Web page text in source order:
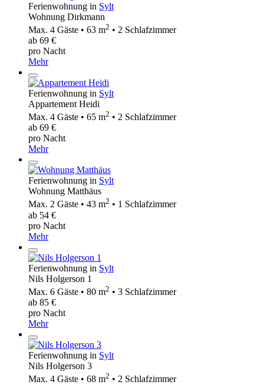
Ferienwohnung in Sylt
Wohnung Dirkmann
Max. 4 Gäste • 63 m2 • 2 Schlafzimmer
ab 69 €
pro Nacht
Mehr
Ferienwohnung in Sylt
Appartement Heidi
Max. 4 Gäste • 65 m2 • 2 Schlafzimmer
ab 69 €
pro Nacht
Mehr
Ferienwohnung in Sylt
Wohnung Matthäus
Max. 2 Gäste • 43 m2 • 1 Schlafzimmer
ab 54 €
pro Nacht
Mehr
Ferienwohnung in Sylt
Nils Holgerson 1
Max. 6 Gäste • 80 m2 • 3 Schlafzimmer
ab 85 €
pro Nacht
Mehr
Ferienwohnung in Sylt
Nils Holgerson 3
Max. 4 Gäste • 68 m2 • 2 Schlafzimmer